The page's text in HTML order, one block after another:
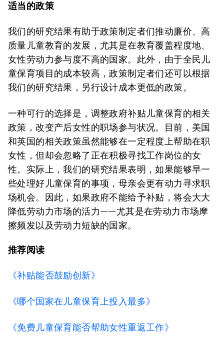
适当的政策
我们的研究结果有助于政策制定者们推动廉价、高
质量儿童教育的发展，尤其是在教育覆盖程度地、
女性劳动力参与度不高的国家。此外，由于全民儿
童保育项目的成本较高，政策制定者们还可以根据
我们的研究结果，另行设计成本更低的政策。
一种可行的选择是，调整政府补贴儿童保育的相关
政策，改变产后女性的职场参与状况。目前，美国
和英国的相关政策虽然能够在一定程度上帮助在职
女性，但却会忽略了正在积极寻找工作岗位的女
性。实际上，我们的研究结果表明，如果能够早一
些处理好儿童保育的事项，母亲会更有动力寻求职
场机会。因此，如果政府不能给予补贴，将会大大
降低劳动力市场的活力——尤其是在劳动力市场摩
擦频发以及劳动力短缺的国家。
推荐阅读
《补贴能否鼓励创新》
《哪个国家在儿童保育上投入最多》
《免费儿童保育能否帮助女性重返工作》